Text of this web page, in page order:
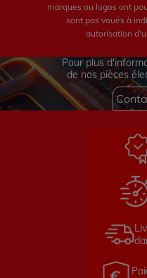
marques ou logos ont
sont pas voués à
autorisation
Pour plus
de nos pièces